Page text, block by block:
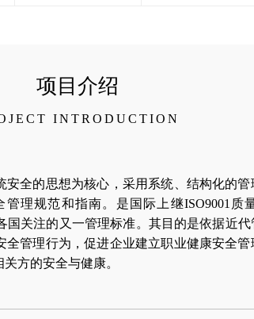
项目介绍
INTRODUCTION
全的思想为核心，采用系统、结构化的
理规范和指南。是国际上继ISO9001质
国关注的又一管理标准。其目的是依据近
全管理行为，促进企业建立职业健康安全
方的安全与健康。